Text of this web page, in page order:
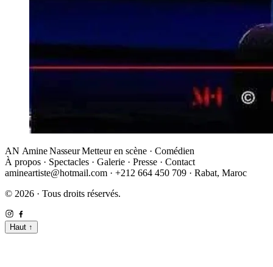
AN Amine Nasseur Metteur en scène · Comédien
À propos · Spectacles · Galerie · Presse · Contact
amineartiste@hotmail.com · +212 664 450 709 · Rabat, Maroc
© 2026 · Tous droits réservés.
Haut ↑